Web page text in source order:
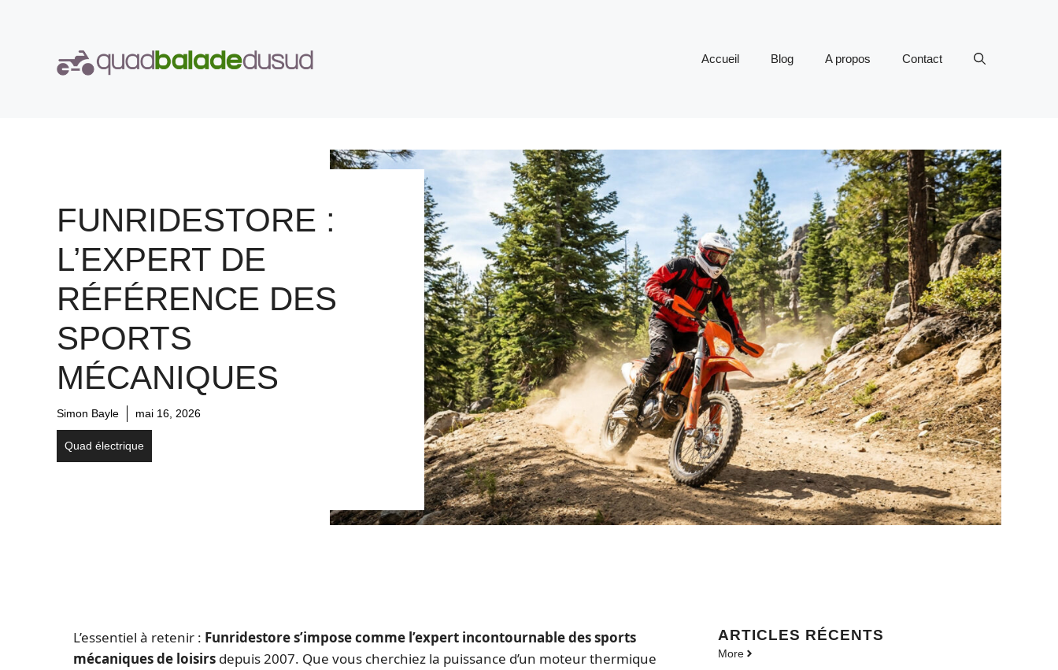
Accueil Blog A propos Contact
FUNRIDESTORE :
L’EXPERT DE
RÉFÉRENCE DES
SPORTS
MÉCANIQUES
Simon Bayle mai 16, 2026
Quad électrique
L’essentiel à retenir : Funridestore s’impose comme l’expert incontournable des sports
mécaniques de loisirs depuis 2007. Que vous cherchiez la puissance d’un moteur thermique
ARTICLES RÉCENTS
More